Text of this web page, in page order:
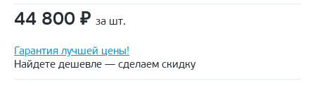
44 800 ₽ за шт.
Гарантия лучшей цены!
Найдете дешевле — сделаем скидку